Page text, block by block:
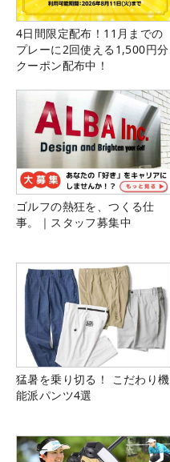
4日間限定配布！11月までの
プレーに2回使える1,500円分
クーポン配布中！
ゴルフの熱狂を、つくる仕
事。｜スタッフ募集中
猛暑を乗り切る！ こだわり機
能派パンツ4選